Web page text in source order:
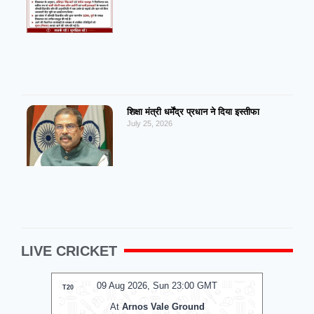
शिक्षा मंत्री धर्मेंद्र प्रधान ने दिया इस्तीफा
July 25, 2026
LIVE CRICKET
09 Aug 2026, Sun 17:00 GMT
T20
At Lord's